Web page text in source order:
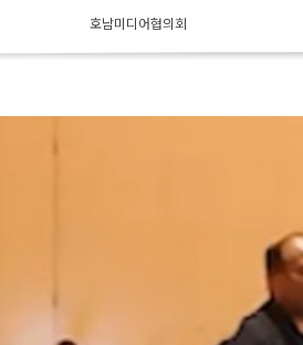
호남미디어협의회